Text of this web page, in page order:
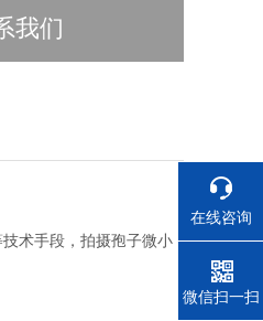
我们
术手段，拍摄孢子微小
在线咨询
电话
微信扫一扫